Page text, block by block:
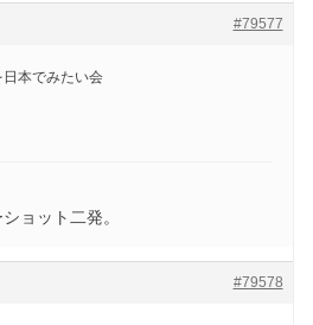
#79577
本でみたい会
ョット二発。
#79578